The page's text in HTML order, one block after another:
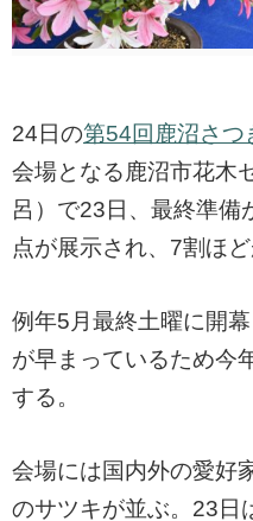
24日の第54回鹿沼さつ
会場となる鹿沼市花木
呂）で23日、最終準備
点が展示され、7割ほ
例年5月最終土曜に開
が早まっているため今
する。
会場には国内外の愛好
のサツキが並ぶ。23日